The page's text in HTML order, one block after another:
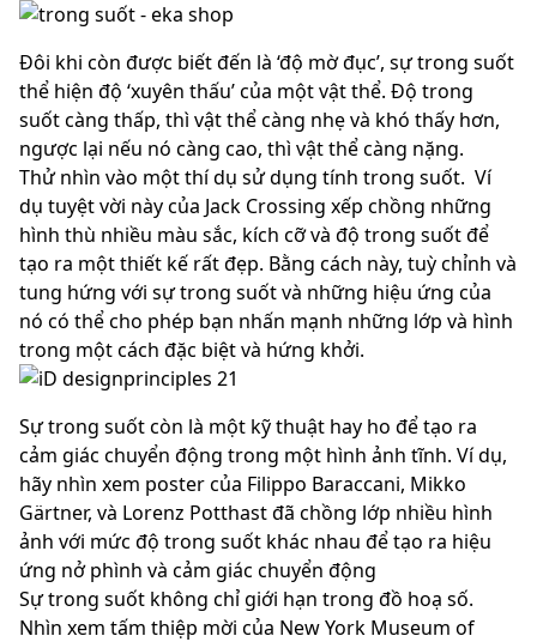
Đôi khi còn được biết đến là ‘độ mờ đục’, sự trong suốt
thể hiện độ ‘xuyên thấu’ của một vật thể. Độ trong
suốt càng thấp, thì vật thể càng nhẹ và khó thấy hơn,
ngược lại nếu nó càng cao, thì vật thể càng nặng.
Thử nhìn vào một thí dụ sử dụng tính trong suốt. Ví
dụ tuyệt vời này của Jack Crossing xếp chồng những
hình thù nhiều màu sắc, kích cỡ và độ trong suốt để
tạo ra một thiết kế rất đẹp. Bằng cách này, tuỳ chỉnh và
tung hứng với sự trong suốt và những hiệu ứng của
nó có thể cho phép bạn nhấn mạnh những lớp và hình
trong một cách đặc biệt và hứng khởi.
Sự trong suốt còn là một kỹ thuật hay ho để tạo ra
cảm giác chuyển động trong một hình ảnh tĩnh. Ví dụ,
hãy nhìn xem poster của Filippo Baraccani, Mikko
Gärtner, và Lorenz Potthast đã chồng lớp nhiều hình
ảnh với mức độ trong suốt khác nhau để tạo ra hiệu
ứng nở phình và cảm giác chuyển động
Sự trong suốt không chỉ giới hạn trong đồ hoạ số.
Nhìn xem tấm thiệp mời của New York Museum of